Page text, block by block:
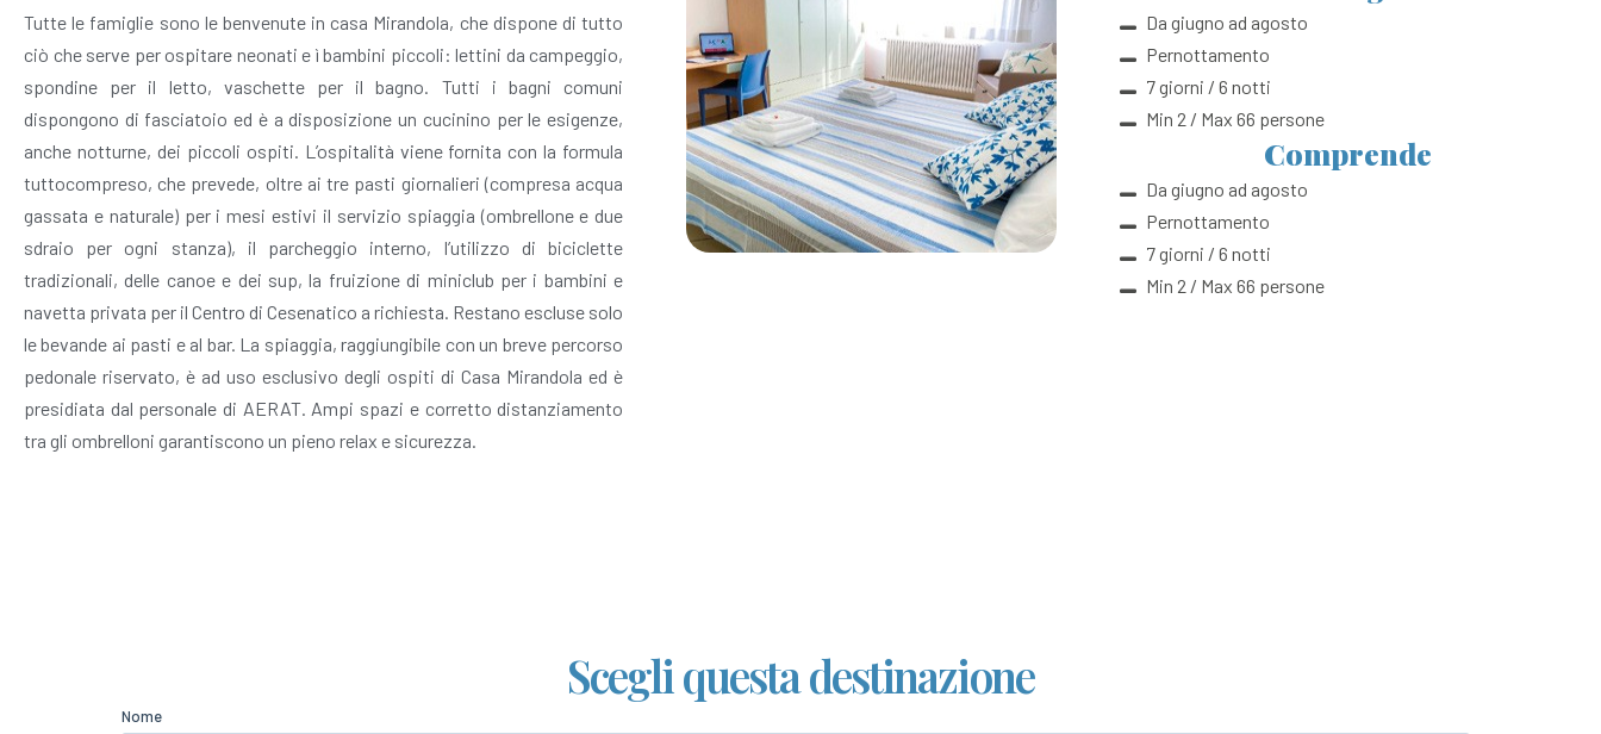
Tutte le famiglie sono le benvenute in casa Mirandola, che dispone di tutto
ciò che serve per ospitare neonati e ì bambini piccoli: lettini da campeggio,
spondine per il letto, vaschette per il bagno. Tutti i bagni comuni
dispongono di fasciatoio ed è a disposizione un cucinino per le esigenze,
anche notturne, dei piccoli ospiti. L’ospitalità viene fornita con la formula
tuttocompreso, che prevede, oltre ai tre pasti giornalieri (compresa acqua
gassata e naturale) per i mesi estivi il servizio spiaggia (ombrellone e due
sdraio per ogni stanza), il parcheggio interno, l’utilizzo di biciclette
tradizionali, delle canoe e dei sup, la fruizione di miniclub per i bambini e
navetta privata per il Centro di Cesenatico a richiesta. Restano escluse solo
le bevande ai pasti e al bar. La spiaggia, raggiungibile con un breve percorso
pedonale riservato, è ad uso esclusivo degli ospiti di Casa Mirandola ed è
presidiata dal personale di AERAT. Ampi spazi e corretto distanziamento
tra gli ombrelloni garantiscono un pieno relax e sicurezza.
Da giugno ad agosto
Pernottamento
7 giorni / 6 notti
Min 2 / Max 66 persone
Comprende
Da giugno ad agosto
Pernottamento
7 giorni / 6 notti
Min 2 / Max 66 persone
Scegli questa destinazione